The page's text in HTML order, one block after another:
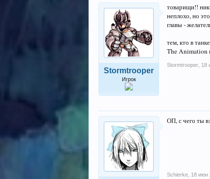
Stormtrooper
Игрок
товарищи!!
неплохо, но
главы -
тем, кто в
The Animation
Stormtrooper 18
ОП, с чего ты
Schierke 18 июн